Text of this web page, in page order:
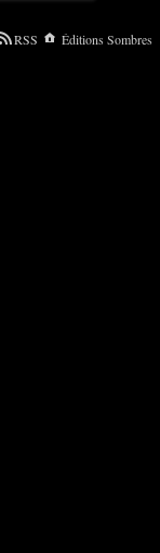
RSS
Éditions Sombres